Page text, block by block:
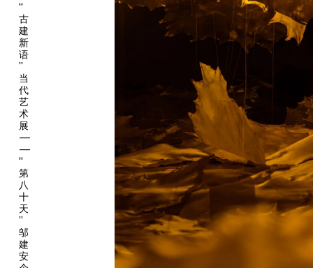
感，通过“八方”格局的空间设计，引导观众步入首尾相接的观展路
径，回溯“上观星象、下察厚土”的探索之路。
开篇章节“苍穹”聚焦神话仪轨与古建空间中的宇宙象征，并将其转
化为可感知的视觉与空间体验，揭示古人将天文想象系统融入生存
实践的深邃智慧。解群的《女娲山》以女娲补天神话为基，通过虚
构的山水村庄与五色土的物质叙事，融合物质文化研究与人类学想
象，探讨神话如何源于人类对环境的适应与改造，进而升华为文明
的精神象征；童昆鸟的《守护》融合斗拱形制与四象二十八宿秩
序，将静态建筑构件转化为观天象地的仪式，揭示古建作为宇宙微
缩模型的深层联结；成瑞娴的作品则融合道教护符、科学插图与原
始岩画元素，构建自洽新范式，展现古人如何将天地运行规律、神
灵信仰与人类智慧浓缩于完整的解释体系之中。
承接“苍穹”对宇宙观的揭示，第二章“天机”进一步探讨人类探索宇
宙方式的演进轨迹——从古代观测工具、数理推演到当代科技与
艺术媒介，展现人类以时代前沿工具持续探索宇宙真相的永恒努
力。王凝慧的《角锥体与抛物线II》以拼贴手法融合自然旅行记
“
古
建
新
语
”
当
代
艺
术
展
—
—
“
第
八
十
天
”
邬
建
安